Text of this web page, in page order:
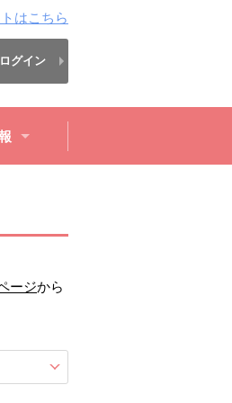
はこちら
ログイン
ージから